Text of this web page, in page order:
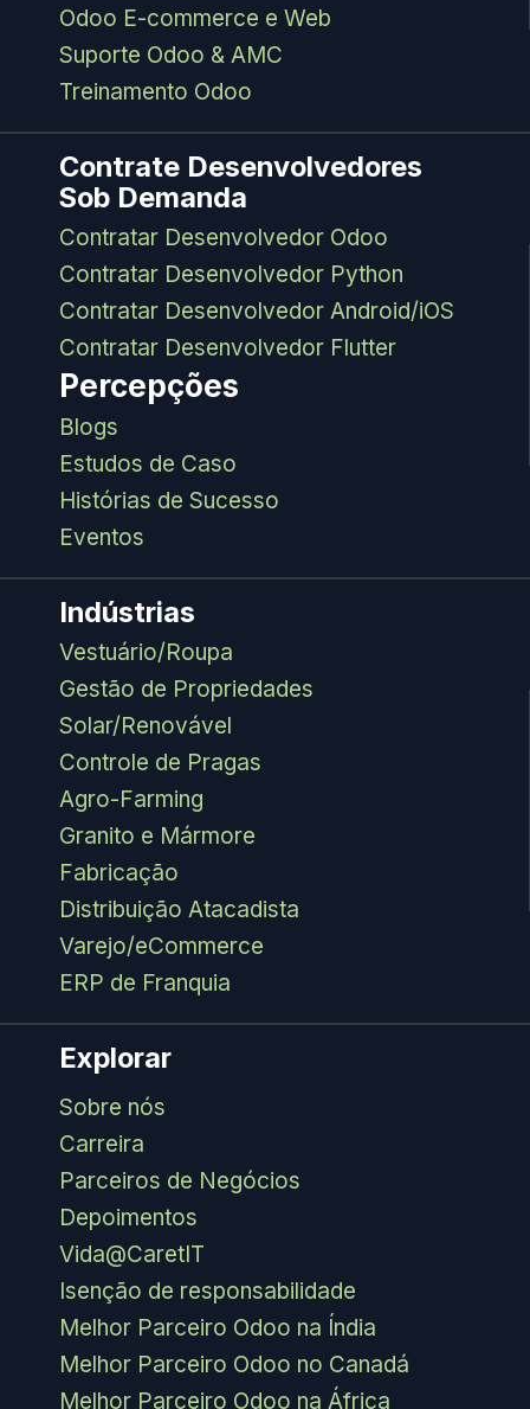
Odoo E-commerce e Web
Suporte Odoo & AMC
Treinamento Odoo
Contrate Desenvolvedores
Sob Demanda
Contratar Desenvolvedor Odoo
Contratar Desenvolvedor Python
Contratar Desenvolvedor Android/iOS
Contratar Desenvolvedor Flutter
Percepções
Blogs
Estudos de Caso
Histórias de Sucesso
Eventos
Indústrias
Vestuário/Roupa
Gestão de Propriedades
Solar/Renovável
Controle de Pragas
Agro-Farming
Granito e Mármore
Fabricação
Distribuição Atacadista
Varejo/eCommerce
ERP de Franquia
Explorar
Sobre nós
Carreira
Parceiros de Negócios
Depoimentos
Vida@CaretIT
Isenção de responsabilidade
Melhor Parceiro Odoo na Índia
Melhor Parceiro Odoo no Canadá
Melhor Parceiro Odoo na África